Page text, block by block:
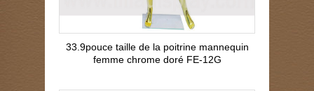
33.9pouce taille de la poitrine mannequin
femme chrome doré FE-12G